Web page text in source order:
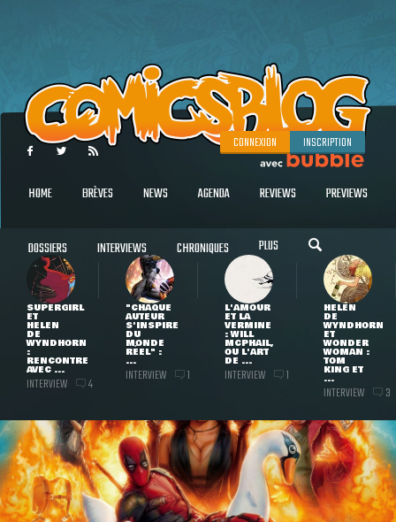
CONNEXION INSCRIPTION
HOME BRÈVES NEWS AGENDA REVIEWS PREVIEWS
DOSSIERS INTERVIEWS CHRONIQUES PLUS
SUPERGIRL
ET
HELEN
DE
WYNDHORN
:
RENCONTRE
AVEC ...
INTERVIEW 4
"CHAQUE
AUTEUR
S'INSPIRE
DU
MONDE
RÉEL" :
...
INTERVIEW 1
L'AMOUR
ET LA
VERMINE
: WILL
MCPHAIL,
OU L'ART
DE ...
INTERVIEW 1
HELEN
DE
WYNDHORN
ET
WONDER
WOMAN :
TOM
KING ET
...
INTERVIEW 3